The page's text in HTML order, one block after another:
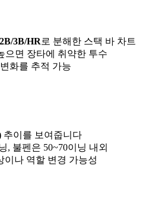
3B/HR로 분해한 스택 바 차트
으면 장타에 취약한 투수
화를 추적 가능
추이를 보여줍니다
, 불펜은 50~70이닝 내외
이나 역할 변경 가능성